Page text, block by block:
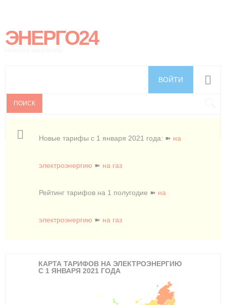
ЭНЕРГО24
ВОЙТИ
Новые тарифы с 1 января 2021 года: ➽ на
электроэнергию ➽ на газ
Рейтинг тарифов на 1 полугодие ➽ на
электроэнергию ➽ на газ
ПОИСК
КАРТА ТАРИФОВ НА ЭЛЕКТРОЭНЕРГИЮ
С 1 ЯНВАРЯ 2021 ГОДА